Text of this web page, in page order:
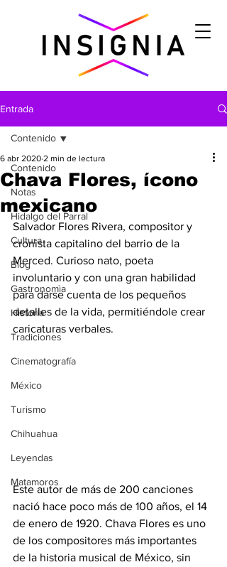
Entrada
Contenido
Notas
Hidalgo del Parral
Cultura
Blog
Gastronomìa
Historia
Tradiciones
Cinematografía
México
Turismo
Chihuahua
Leyendas
Matamoros
Contenido
Chava Flores, ícono
mexicano
6 abr 2020 2 min de lectura
Salvador Flores Rivera, compositor y
cronista capitalino del barrio de la
Merced. Curioso nato, poeta
involuntario y con una gran habilidad
para darse cuenta de los pequeños
detalles de la vida, permitiéndole crear
caricaturas verbales.
Este autor de más de 200 canciones
nació hace poco más de 100 años, el 14
de enero de 1920. Chava Flores es uno
de los compositores más importantes
de la historia musical de México, sin